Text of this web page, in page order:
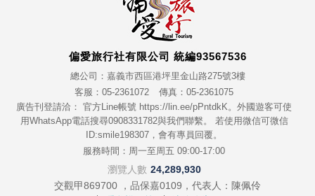
偏愛旅行社有限公司 統編93567536
總公司：嘉義市西區港坪里金山路275號3樓
客服：05-2361072
傳真：05-2361075
廣告刊登請洽： 官方Line帳號 https://lin.ee/pPntdkK。外國遊客可使
用WhatsApp電話搜尋0908331782與我們聯繫。 若使用微信可微信
ID:smile198307，會有專員回覆。
服務時間：周一至周五 09:00-17:00
瀏覽人數 24,289,930
交觀甲869700 ，品保嘉0109，代表人：陳佩伶